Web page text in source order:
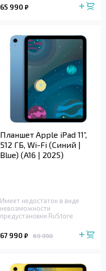
65 990 ₽
Планшет Apple iPad 11”,
512 ГБ, Wi-Fi (Синий |
Blue) (A16 | 2025)
Имеет недостаток в виде
невозможности
предустановки RuStore
67 990 ₽ 69 990